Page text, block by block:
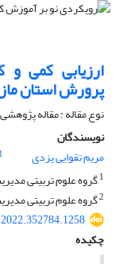
ارزیابی کمی
پرورش استان
نوع مقاله : مقاله پژوهشی
نویسندگان
مریم تقوایی یزدی
1
1گروه علوم تربیتی
2گروه علوم تربیتی
چکیده